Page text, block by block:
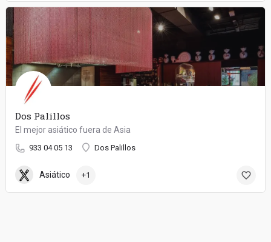
Dos Palillos
El mejor asiático fuera de Asia
933 04 05 13 Dos Palillos
Asiático +1